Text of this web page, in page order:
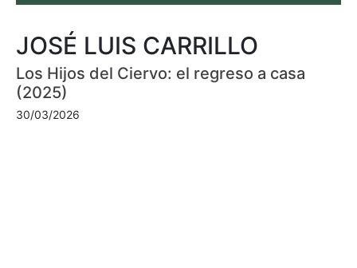
JOSÉ LUIS CARRILLO
Los Hijos del Ciervo: el regreso a casa
(2025)
30/03/2026